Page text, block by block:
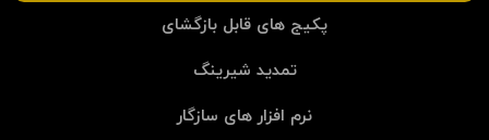
پکیج های قابل بازگشای
تمدید شیرینگ
نرم افزار های سازگار